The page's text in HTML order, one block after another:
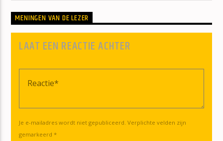
MENINGEN VAN DE LEZER
LAAT EEN REACTIE ACHTER
Je e-mailadres wordt niet gepubliceerd. Verplichte velden zijn
gemarkeerd *